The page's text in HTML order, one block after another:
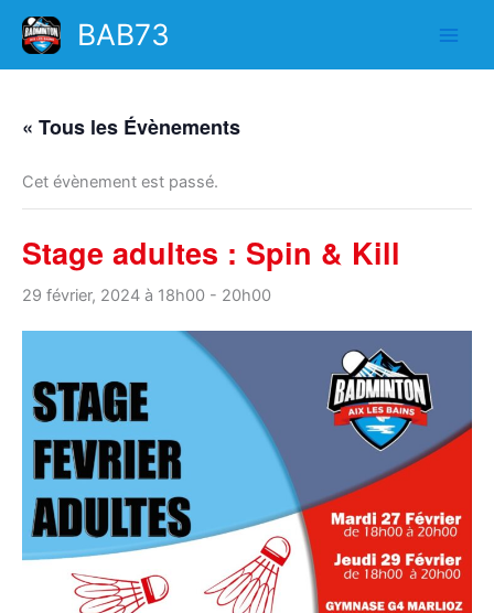
Aller
contenu
BAB73
« Tous les Évènements
Cet évènement est passé.
Stage adultes : Spin & Kill
29 février, 2024 à 18h00 - 20h00